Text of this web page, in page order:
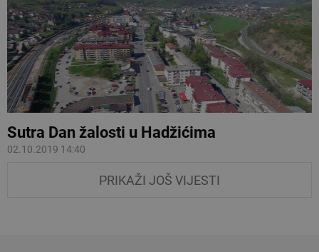
Sutra Dan žalosti u Hadžićima
02.10.2019 14:40
PRIKAŽI JOŠ VIJESTI